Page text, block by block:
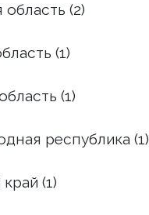
область (2)
(1)
(1)
республика (1)
(1)